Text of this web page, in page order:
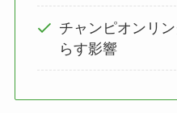
チャンピオンリ
らす影響